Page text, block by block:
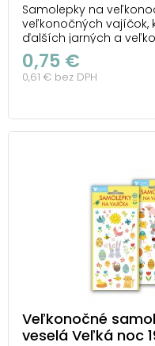
Samolepky na
veľkonočných vajíčok,
ďalších jarných a
samolepku na vajce:
odmastené a suché
Opatrne odlepte
0,75 €
0,61 € bez DPH
Veľkonočné
veselá Veľká noc